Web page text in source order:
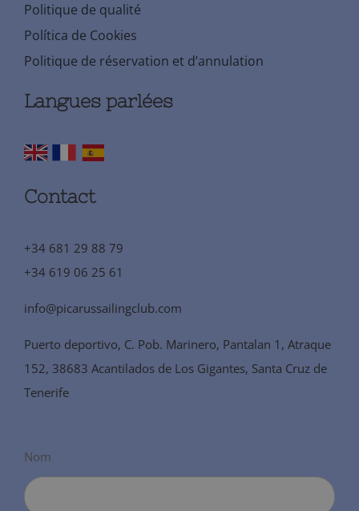
Politique de qualité
Política de Cookies
Politique de réservation et d’annulation
Langues parlées
Contact
+34 681 29 88 79
+34 619 06 25 61
info@picarussailingclub.com
Puerto deportivo, C. Pob. Marinero, Pantalan 1, Atraque
152, 38683 Acantilados de Los Gigantes, Santa Cruz de
Tenerife
Nom